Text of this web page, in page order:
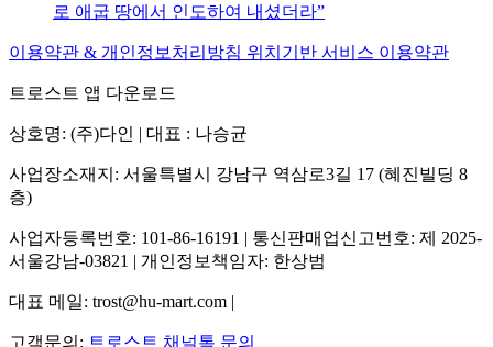
로 애굽 땅에서 인도하여 내셨더라
이용약관 & 개인정보처리방침 위치기반 서비스 이용약관
트로스트 앱 다운로드
상호명: (주)다인 | 대표 : 나승균
사업장소재지: 서울특별시 강남구 역삼로3길 17 (혜진빌딩 8
층)
사업자등록번호: 101-86-16191 | 통신판매업신고번호: 제 2025-
서울강남-03821 | 개인정보책임자: 한상범
대표 메일: trost@hu-mart.com |
고객문의: 트로스트 채널톡 문의